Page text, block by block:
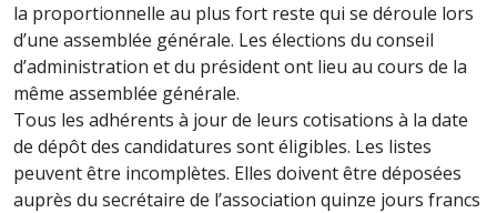
la proportionnelle au plus fort reste qui se déroule lors
d’une assemblée générale. Les élections du conseil
d’administration et du président ont lieu au cours de la
même assemblée générale.
Tous les adhérents à jour de leurs cotisations à la date
de dépôt des candidatures sont éligibles. Les listes
peuvent être incomplètes. Elles doivent être déposées
auprès du secrétaire de l’association quinze jours francs